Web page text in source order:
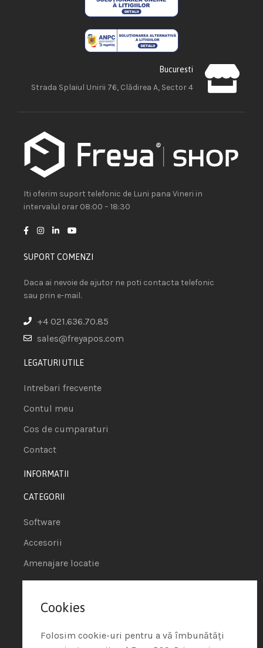
Bucuresti
Strada Splaiul Unirii 76, Clădirea A, Sector 4
Iti oferim suport telefonic de Luni pana Vineri in
intervalul orar 08:00 – 18:30
SUPORT COMENZI
Daca ai nevoie de ajutor ne poti contacta telefonic
sau prin e-mail.
+4 021.636.70.85
sales@freyapos.com
LEGATURI UTILE
Intrebari frecvente
Contul meu
Cos de cumparaturi
Contact
INFORMATII
CATEGORII
Software
Accesorii
Amenajare locatie
POS - Puncte de vanzare
Termeni si conditii
Politica de Cookie
Cookies
Folosim cookie-uri pentru a vă îmbunătăți